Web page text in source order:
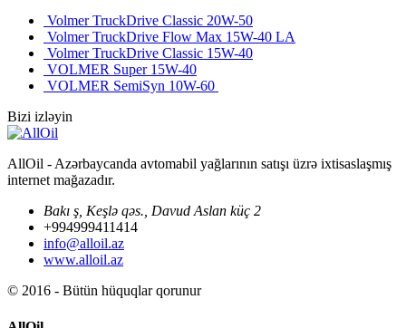
Volmer TruckDrive Classic 20W-50
Volmer TruckDrive Flow Max 15W-40 LA
Volmer TruckDrive Classic 15W-40
VOLMER Super 15W-40
VOLMER SemiSyn 10W-60
Bizi izləyin
AllOil - Azərbaycanda avtomabil yağlarının satışı üzrə ixtisaslaşmış
internet mağazadır.
Bakı ş, Keşlə qəs., Davud Aslan küç 2
+994999411414
info@alloil.az
www.alloil.az
© 2016 - Bütün hüquqlar qorunur